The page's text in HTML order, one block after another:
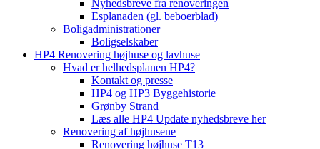
Nyhedsbreve fra renoveringen
Esplanaden (gl. beboerblad)
Boligadministrationer
Boligselskaber
HP4 Renovering højhuse og lavhuse
Hvad er helhedsplanen HP4?
Kontakt og presse
HP4 og HP3 Byggehistorie
Grønby Strand
Læs alle HP4 Update nyhedsbreve her
Renovering af højhusene
Renovering højhuse T13